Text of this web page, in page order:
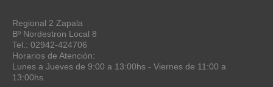
Regional 2 Zapala
Bº Nordestron Local 8
Tel.: 02942-424706
Horarios de Atención:
Lunes a Jueves de 9:00 a 13:00hs - Viernes de 11:00 a
13:00hs.